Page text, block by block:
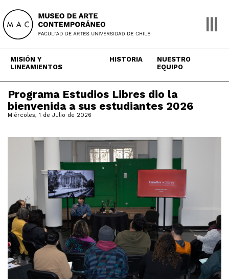
content
MISIÓN Y
LINEAMIENTOS
HISTORIA
NUESTRO
EQUIPO
Programa Estudios Libres dio la
bienvenida a sus estudiantes 2026
Miércoles, 1 de Julio de 2026